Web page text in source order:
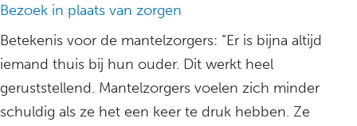
Bezoek in plaats van zorgen
Betekenis voor de mantelzorgers: “Er is bijna altijd
iemand thuis bij hun ouder. Dit werkt heel
geruststellend. Mantelzorgers voelen zich minder
schuldig als ze het een keer te druk hebben. Ze